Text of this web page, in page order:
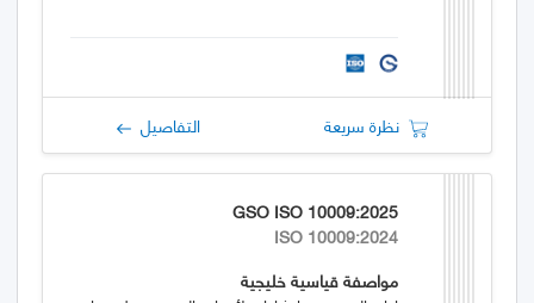
نظرة سريعة التفاصيل
GSO ISO 10009:2025
ISO 10009:2024
مواصفة قياسية خليجية